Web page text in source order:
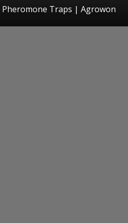
Pheromone Traps | Agrowon